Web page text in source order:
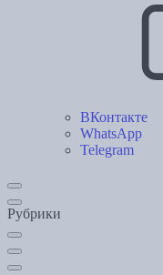
ВКонтакте
WhatsApp
Telegram
Рубрики